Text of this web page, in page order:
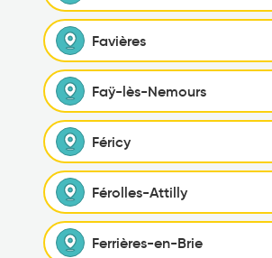
Favières
Faÿ-lès-Nemours
Féricy
Férolles-Attilly
Ferrières-en-Brie